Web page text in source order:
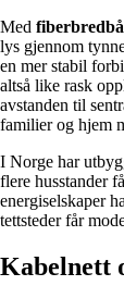
Med
lys gjennom
en mer stabil
altså like rask
avstanden til
familier og hjem
I Norge har
flere husstander
energiselskaper
tettsteder får
Kabelnett